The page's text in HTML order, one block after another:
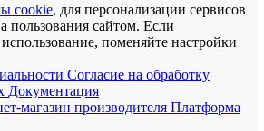
cookie, для персонализации сервисов
пользования сайтом. Если
поменяйте настройки
Согласие на обработку
Документация
магазин производителя Платформа